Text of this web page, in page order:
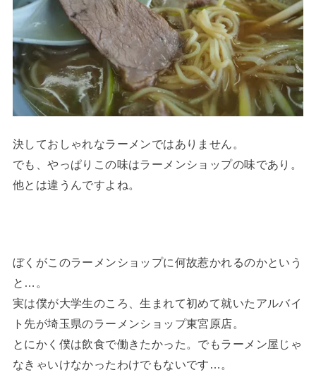
決しておしゃれなラーメンではありません。
でも、やっぱりこの味はラーメンショップの味であり。
他とは違うんですよね。
ぼくがこのラーメンショップに何故惹かれるのかという
と…。
実は僕が大学生のころ、生まれて初めて就いたアルバイ
ト先が埼玉県のラーメンショップ東宮原店。
とにかく僕は飲食で働きたかった。でもラーメン屋じゃ
なきゃいけなかったわけでもないです…。